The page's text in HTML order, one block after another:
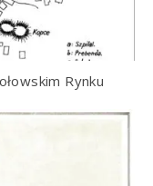
Rynku